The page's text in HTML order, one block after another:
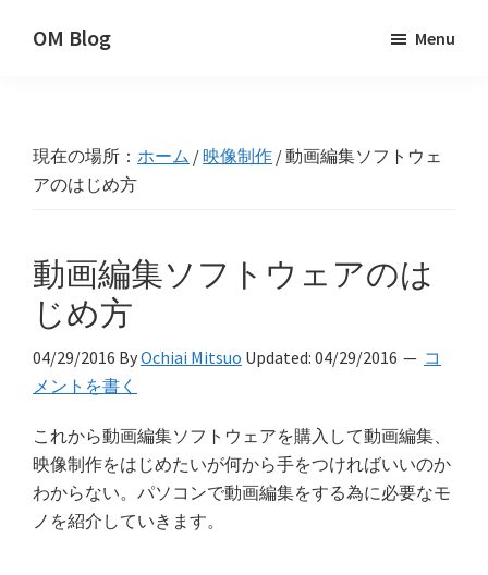
OM Blog Menu
現在の場所： ホーム /映像制作 /動画編集ソフトウェ
アのはじめ方
動画編集ソフトウェアのは
じめ方
04/29/2016 ByOchiai Mitsuo Updated: 04/29/2016
コ
メントを書く
これから動画編集ソフトウェアを購入して動画編集、
映像制作をはじめたいが何から手をつければいいのか
わからない。パソコンで動画編集をする為に必要なモ
ノを紹介していきます。